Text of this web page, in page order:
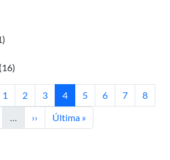
(16)
anterior
Página
1 Página
2 Página
3 Página actual
4 Página
5 Página
6 Página
7 Página
8
… Siguiente página
›› Última página
Última »